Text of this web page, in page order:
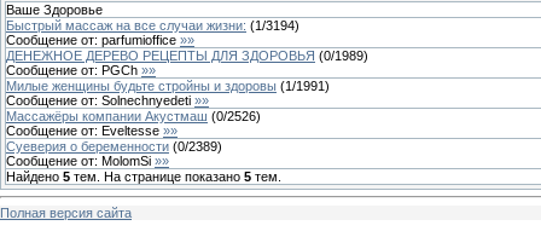
Ваше Здоровье
Быстрый массаж на все случаи жизни: (1/3194)
Сообщение от: parfumioffice »»
ДЕНЕЖНОЕ ДЕРЕВО РЕЦЕПТЫ ДЛЯ ЗДОРОВЬЯ (0/1989)
Сообщение от: PGCh »»
Милые женщины будьте стройны и здоровы (1/1991)
Сообщение от: Solnechnyedeti »»
Массажёры компании Акустмаш (0/2526)
Сообщение от: Eveltesse »»
Суеверия о беременности (0/2389)
Сообщение от: MolomSi »»
Найдено 5 тем. На странице показано 5 тем.
Полная версия сайта